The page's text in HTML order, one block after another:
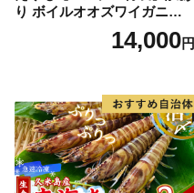
り ボイルオオズワイガニ姿2
kg《1kg(４尾～５尾)×2》【e
r002-051-a】 / ふるさと納税
イル済み 冷凍 カニ 蟹 かに
カニ味噌 甲羅 お得 格安 小ぶ
り 解凍 カニ鍋 甲羅焼き 海鮮
返礼品 特産品 新鮮 濃厚 旨み
簡単調理 家庭用 ギフト グル
メ
14,000円